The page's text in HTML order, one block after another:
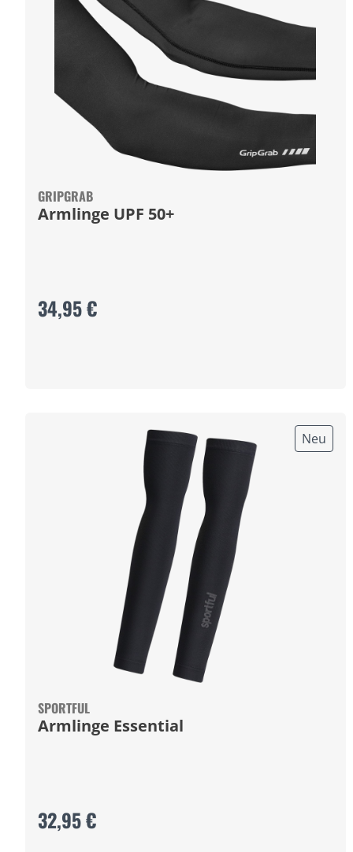
GRIPGRAB
Armlinge UPF 50+
34,95 €
Neu
SPORTFUL
Armlinge Essential
32,95 €